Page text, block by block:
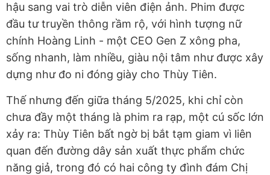
hậu sang vai trò diễn viên điện ảnh. Phim được
đầu tư truyền thông rầm rộ, với hình tượng nữ
chính Hoàng Linh - một CEO Gen Z xông pha,
sống nhanh, làm nhiều, giàu nội tâm như được xây
dựng như đo ni đóng giày cho Thùy Tiên.
Thế nhưng đến giữa tháng 5/2025, khi chỉ còn
chưa đầy một tháng là phim ra rạp, một cú sốc lớn
xảy ra: Thùy Tiên bất ngờ bị bắt tạm giam vì liên
quan đến đường dây sản xuất thực phẩm chức
năng giả, trong đó có hai công ty đình đám Chị